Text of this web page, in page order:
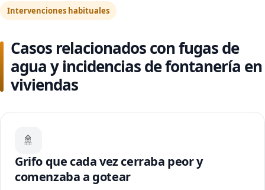
Intervenciones habituales
Casos relacionados con fugas de
agua y incidencias de fontanería en
viviendas
🚿
Grifo que cada vez cerraba peor y
comenzaba a gotear